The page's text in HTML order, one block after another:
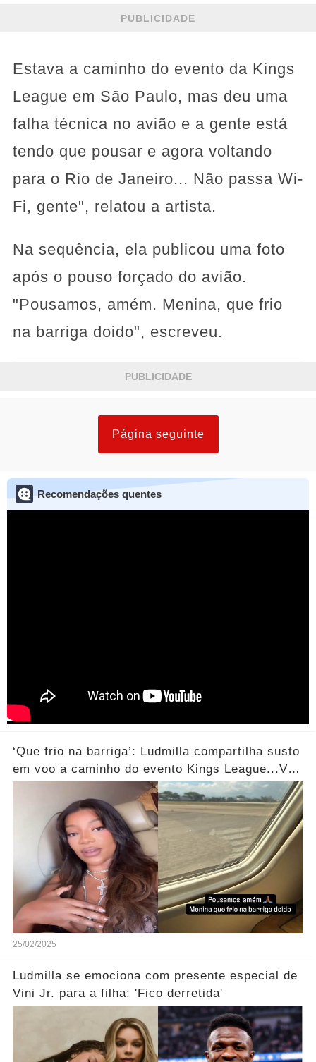
PUBLICIDADE
Estava a caminho do evento da Kings
League em São Paulo, mas deu uma
falha técnica no avião e a gente está
tendo que pousar e agora voltando
para o Rio de Janeiro... Não passa Wi-
Fi, gente", relatou a artista.
Na sequência, ela publicou uma foto
após o pouso forçado do avião.
"Pousamos, amém. Menina, que frio
na barriga doido", escreveu.
PUBLICIDADE
Página seguinte
Recomendações quentes
‘Que frio na barriga’: Ludmilla compartilha susto
em voo a caminho do evento Kings League...Ver
25/02/2025
Ludmilla se emociona com presente especial de
Vini Jr. para a filha: 'Fico derretida'